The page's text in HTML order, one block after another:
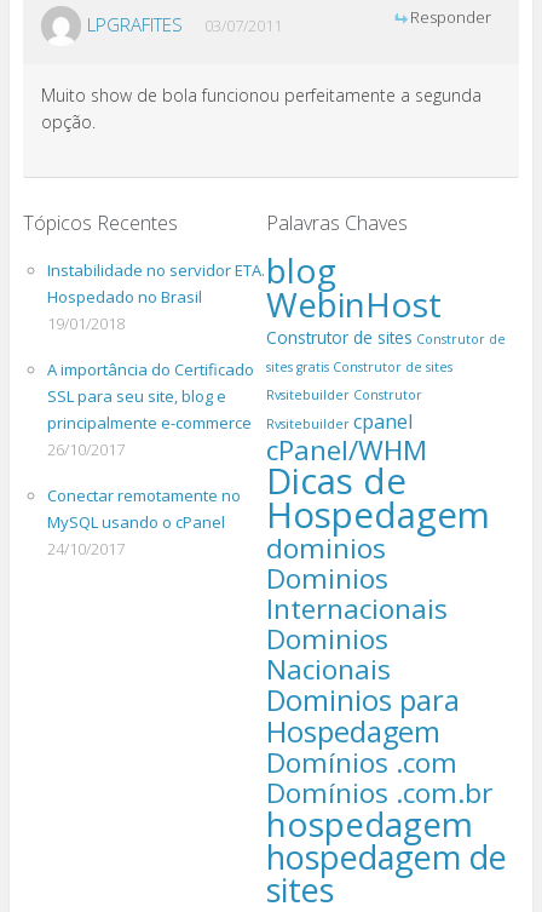
LPGRAFITES 03/07/2011 Responder
Muito show de bola funcionou perfeitamente a segunda
opção.
Tópicos Recentes
Instabilidade no servidor ETA.
Hospedado no Brasil
19/01/2018
A importância do Certificado
SSL para seu site, blog e
principalmente e-commerce
26/10/2017
Conectar remotamente no
MySQL usando o cPanel
24/10/2017
Palavras Chaves
blog
WebinHost
Construtor de sites Construtor de
sites gratis Construtor de sites
Rvsitebuilder Construtor
Rvsitebuilder cpanel
cPanel/WHM
Dicas de
Hospedagem
dominios
Dominios
Internacionais
Dominios
Nacionais
Dominios para
Hospedagem
Domínios .com
Domínios .com.br
hospedagem
hospedagem de
sites